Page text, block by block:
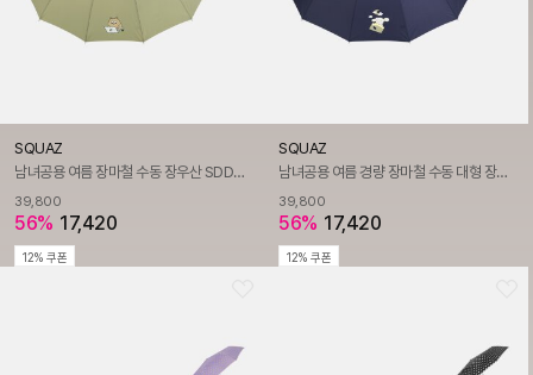
SQUAZ
남녀공용 여름 장마철 수동 장우산 SDDR121
39,800
56% 17,420
12% 쿠폰
SQUAZ
남녀공용 여름 경량 장마철 수동 대형 장우산 SDDR121
39,800
56% 17,420
12% 쿠폰